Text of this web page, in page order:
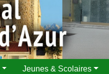
Jeunes & Scolaires